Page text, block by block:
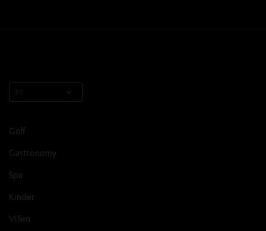
DE
Golf
Gastronomy
Spa
Kinder
Villen